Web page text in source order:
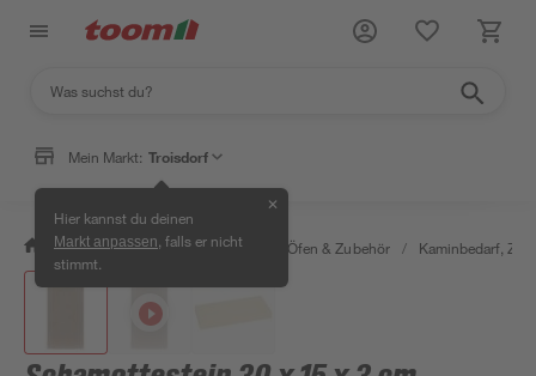
Mein Markt: Troisdorf
Hier kannst du deinen
Markt anpassen , falls er nicht
stimmt.
✕
/ Bauen & Renovieren / Kamine, Öfen & Zubehör / Kaminbedarf,